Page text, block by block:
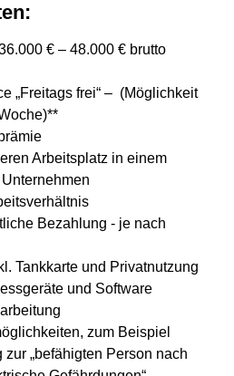
€ – 48.000 € brutto
„Freitags frei“ – (Möglichkeit
Arbeitsplatz in einem
Bezahlung - je nach
Tankkarte und Privatnutzung
und Software
zum Beispiel
„befähigten Person nach